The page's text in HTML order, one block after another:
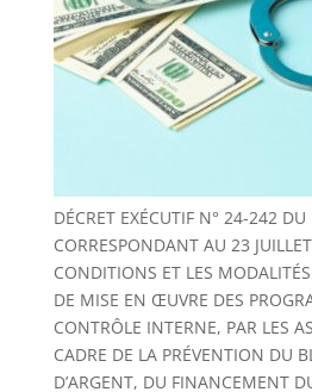
DÉCRET EXÉCUTIF N° 24-242
CORRESPONDANT AU 23
CONDITIONS ET LES
DE MISE EN ŒUVRE DES
CONTRÔLE INTERNE, PAR LES
CADRE DE LA PRÉVENTION DU
D’ARGENT, DU FINANCEMENT